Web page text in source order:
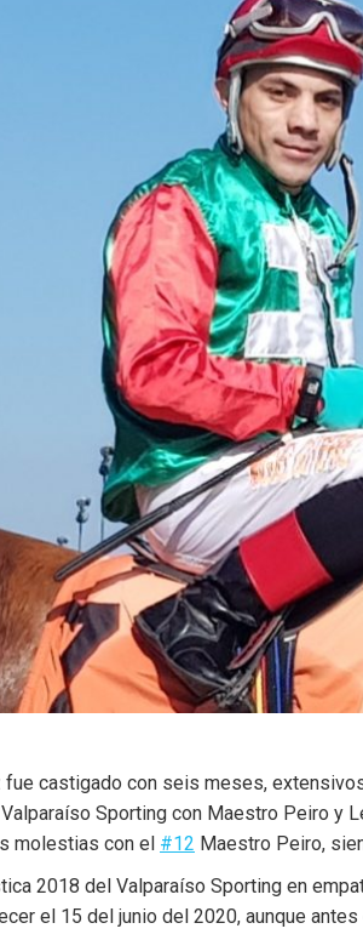
fue castigado con seis meses,
Sporting con Maestro Peiro y
molestias con el #12 Maestro Peiro,
2018 del Valparaíso Sporting en
el 15 del junio del 2020, aunque